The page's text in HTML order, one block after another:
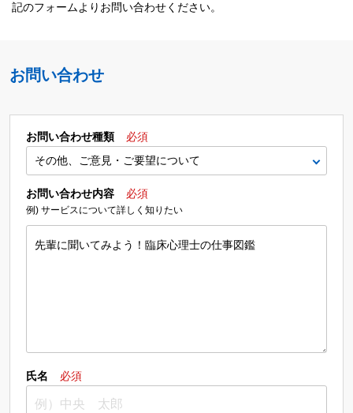
記のフォームよりお問い合わせください。
お問い合わせ
お問い合わせ種類 必須
お問い合わせ内容 必須
例) サービスについて詳しく知りたい
氏名 必須